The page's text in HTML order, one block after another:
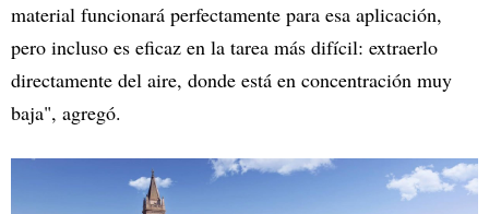
material funcionará perfectamente para esa aplicación,
pero incluso es eficaz en la tarea más difícil: extraerlo
directamente del aire, donde está en concentración muy
baja", agregó.